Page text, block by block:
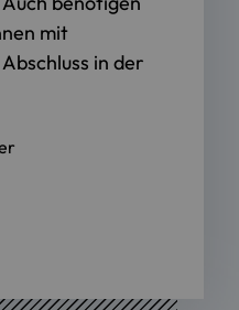
mit
in der